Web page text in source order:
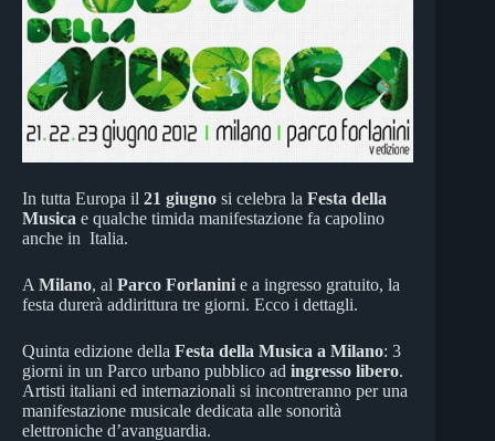
In tutta Europa il 21 giugno si celebra la Festa della
Musica e qualche timida manifestazione fa capolino
anche in Italia.
A Milano, al Parco Forlanini e a ingresso gratuito, la
festa durerà addirittura tre giorni. Ecco i dettagli.
Quinta edizione della Festa della Musica a Milano: 3
giorni in un Parco urbano pubblico ad ingresso libero.
Artisti italiani ed internazionali si incontreranno per una
manifestazione musicale dedicata alle sonorità
elettroniche d’avanguardia.